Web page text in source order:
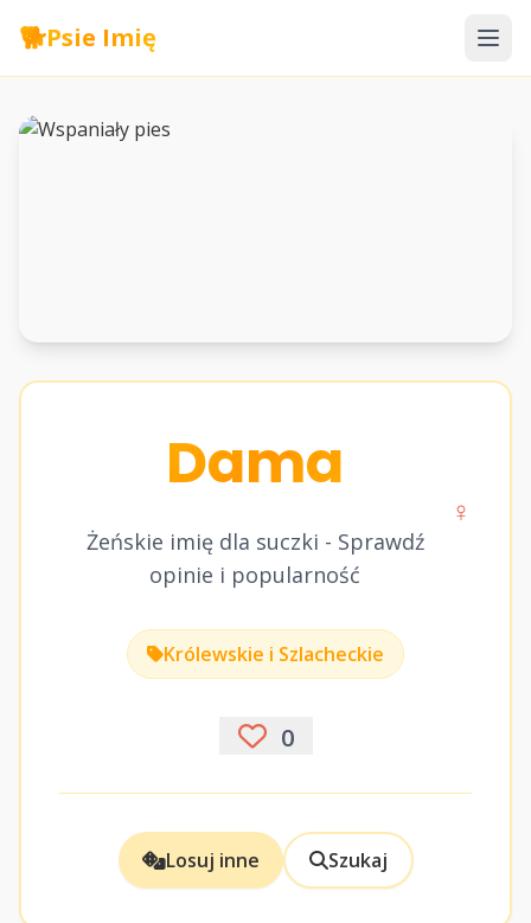
🐕Psie Imię
Dama
Żeńskie imię dla suczki - Sprawdź
opinie i popularność
♀
Królewskie i Szlacheckie
0
Losuj inne Szukaj